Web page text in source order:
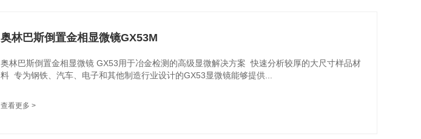
奥林巴斯倒置金相显微镜GX53M
奥林巴斯倒置金相显微镜 GX53用于冶金检测的高级显微解决方案 快速分析较厚的大尺寸样品材
料 专为钢铁、汽车、电子和其他制造行业设计的GX53显微镜能够提供...
查看更多 >